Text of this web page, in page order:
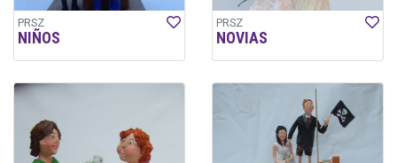
PRSZ
NIÑOS
PRSZ
NOVIAS